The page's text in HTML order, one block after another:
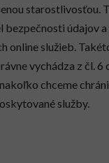
starostlivosťou.
bezpečnosti údajov
online služieb.
vychádza z čl. 6
chceme
služby.